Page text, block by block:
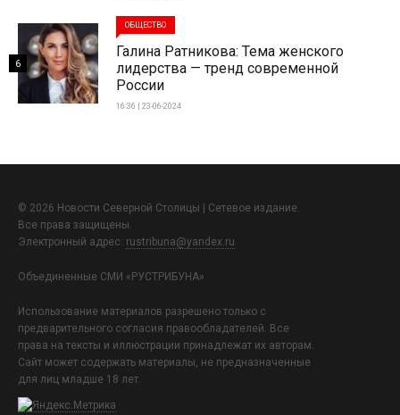
ОБЩЕСТВО
Галина Ратникова: Тема женского
лидерства — тренд современной
России
16:36 | 23-06-2024
6
© 2026 Новости Северной Столицы | Сетевое издание.
Все права защищены.
Электронный адрес: rustribuna@yandex.ru
Объединенные СМИ «РУСТРИБУНА»
Использование материалов разрешено только с
предварительного согласия правообладателей. Все
права на тексты и иллюстрации принадлежат их авторам.
Сайт может содержать материалы, не предназначенные
для лиц младше 18 лет.